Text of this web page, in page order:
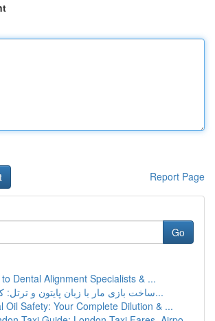
Report Page
Go
Dental Alignment Specialists & ...
ساخت بازی مار با زبان پایتون و ترتل: کتابچه راه...
Oil Safety: Your Complete Dilution & ...